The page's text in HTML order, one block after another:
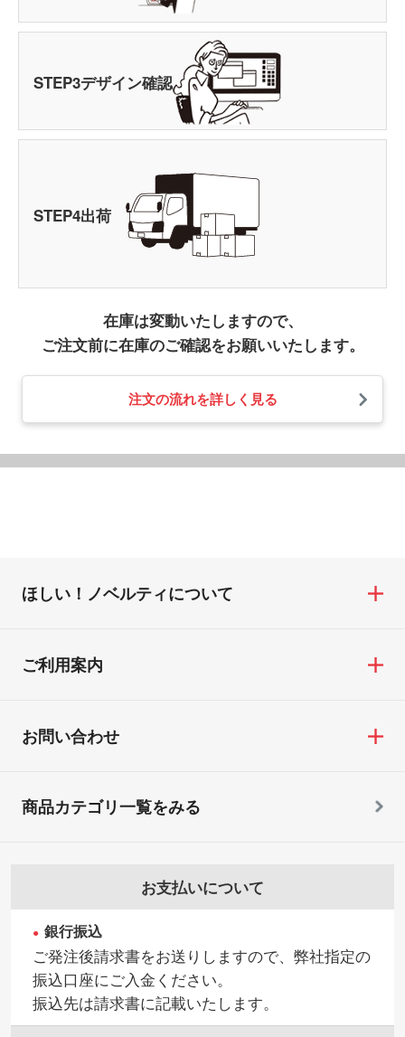
STEP3デザイン確認
STEP4出荷
在庫は変動いたしますので、
ご注文前に在庫のご確認をお願いいたします。
注文の流れを詳しく見る
ほしい！ノベルティについて
ご利用案内
お問い合わせ
お支払いについて
銀行振込
ご発注後請求書をお送りしますので、弊社指定の
振込口座にご入金ください。
振込先は請求書に記載いたします。
商品カテゴリ一覧をみる